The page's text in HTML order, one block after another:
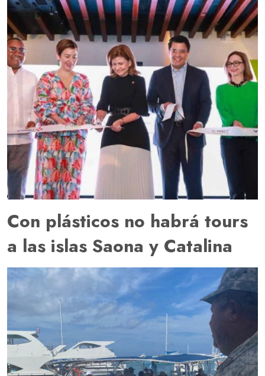
Con plásticos no habrá tours
a las islas Saona y Catalina